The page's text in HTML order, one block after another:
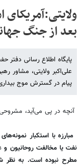
بعد از جنگ
پایگاه اطلاع رسانی دفتر
علی‌اکبر ولایتی، مشاور
پیام در گسترش موج
آنچه در پی می‌آید،
مبارزه با استکبار
نفت یا مخالفت روحانیون و
مطرح نبوده است. به نظر